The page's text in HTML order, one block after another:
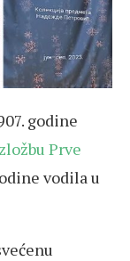
godine
Prve
vodila u